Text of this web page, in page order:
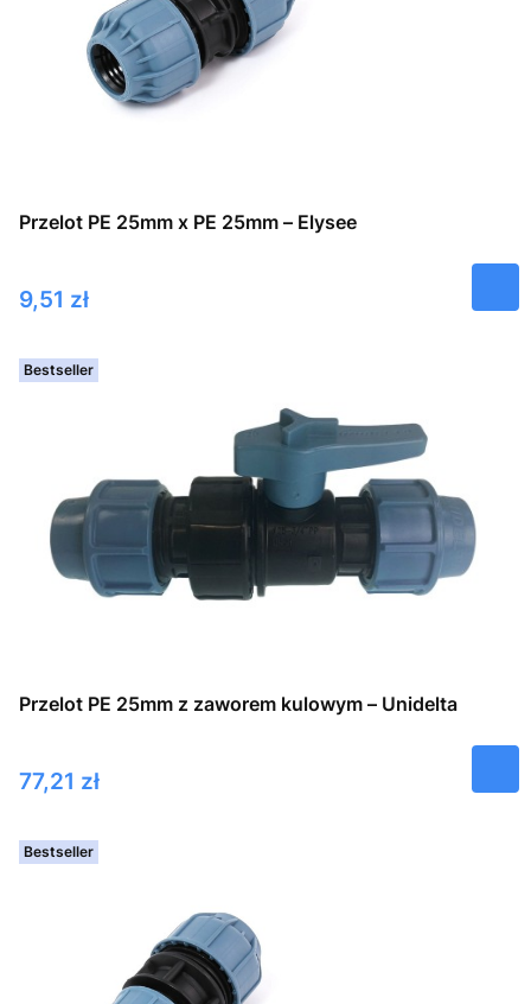
Przelot PE 25mm x PE 25mm – Elysee
Cena
9,51 zł
Bestseller
Przelot PE 25mm z zaworem kulowym – Unidelta
Cena
77,21 zł
Bestseller